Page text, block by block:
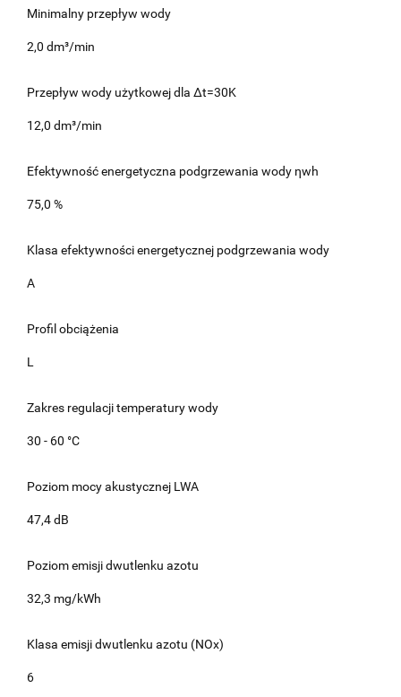
Minimalny przepływ wody
2,0 dm³/min
Przepływ wody użytkowej dla Δt=30K
12,0 dm³/min
Efektywność energetyczna podgrzewania wody ηwh
75,0 %
Klasa efektywności energetycznej podgrzewania wody
A
Profil obciążenia
L
Zakres regulacji temperatury wody
30 - 60 °C
Poziom mocy akustycznej LWA
47,4 dB
Poziom emisji dwutlenku azotu
32,3 mg/kWh
Klasa emisji dwutlenku azotu (NOx)
6